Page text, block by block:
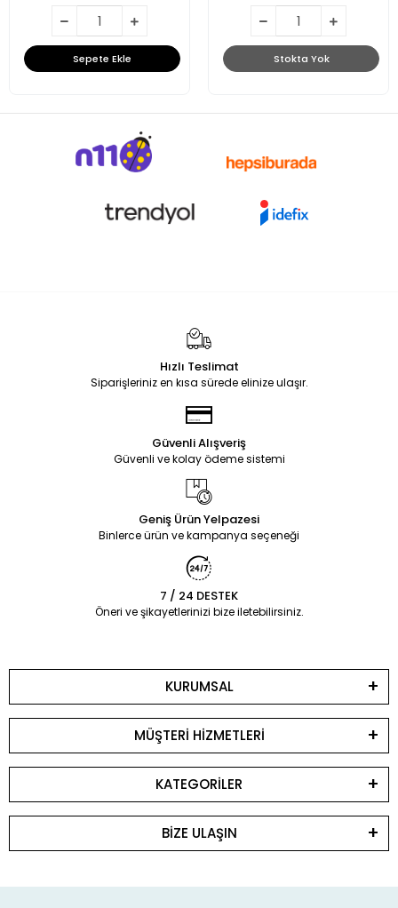
Sepete Ekle Stokta Yok
Hızlı Teslimat
Siparişleriniz en kısa sürede elinize ulaşır.
Güvenli Alışveriş
Güvenli ve kolay ödeme sistemi
Geniş Ürün Yelpazesi
Binlerce ürün ve kampanya seçeneği
7 / 24 DESTEK
Öneri ve şikayetlerinizi bize iletebilirsiniz.
KURUMSAL
MÜŞTERİ HİZMETLERİ
KATEGORİLER
BİZE ULAŞIN